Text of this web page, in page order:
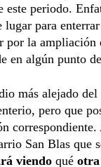
periodo.
para
por la
en algún punto
más alejado del
pero que
San Blas que
viendo qué